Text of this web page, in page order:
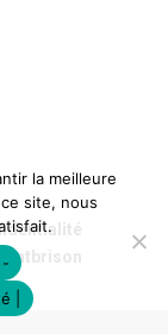
la meilleure
site, nous
|